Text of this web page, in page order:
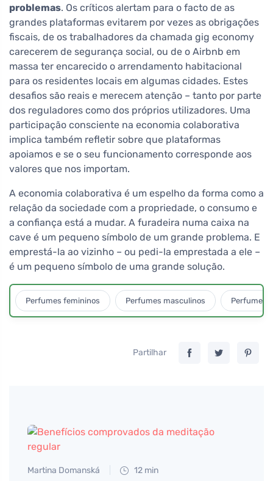
problemas. Os críticos alertam para o facto de as
grandes plataformas evitarem por vezes as obrigações
fiscais, de os trabalhadores da chamada gig economy
carecerem de segurança social, ou de o Airbnb em
massa ter encarecido o arrendamento habitacional
para os residentes locais em algumas cidades. Estes
desafios são reais e merecem atenção – tanto por parte
dos reguladores como dos próprios utilizadores. Uma
participação consciente na economia colaborativa
implica também refletir sobre que plataformas
apoiamos e se o seu funcionamento corresponde aos
valores que nos importam.
A economia colaborativa é um espelho da forma como a
relação da sociedade com a propriedade, o consumo e
a confiança está a mudar. A furadeira numa caixa na
cave é um pequeno símbolo de um grande problema. E
emprestá-la ao vizinho – ou pedi-la emprestada a ele –
é um pequeno símbolo de uma grande solução.
Perfumes femininos Perfumes masculinos Perfumes
Partilhar
Martina Domanská 12 min